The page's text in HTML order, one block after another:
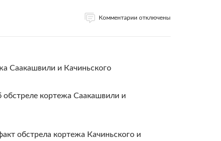
Комментарии отключены
Саакашвили и Качиньского
кортежа Саакашвили и
обстрела кортежа Качиньского и